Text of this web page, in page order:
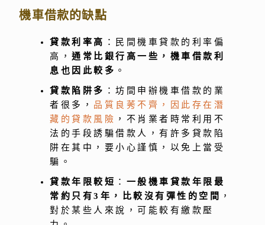
機車借款的缺點
貸款利率高
：民間機車貸款的利率偏
高，通常比銀行高一些，機車借款利
息也因此較多 。
貸款陷阱多
：坊間申辦機車借款的業
者很多， 品質良莠不齊，因此存在潛
藏的貸款風險 ，不肖業者時常利用不
法的手段誘騙借款人，有許多貸款陷
阱在其中，要小心謹慎，以免上當受
騙。
貸款年限較短 ： 一般機車貸款年限最
常約只有3年，比較沒有彈性的空間
，
對於某些人來說，可能較有繳款壓